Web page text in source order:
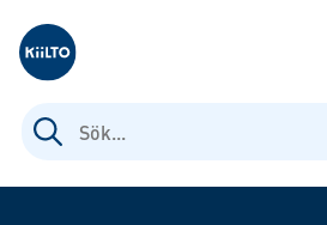
Kiilto Sweden
Sök
efter: